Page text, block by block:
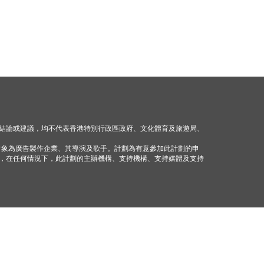
或建議，均不代表香港特別行政區政府、文化體育及旅遊局、
為廣告製作企業、其導演及歌手。計劃為有意參加此計劃的申
任何情況下，此計劃的主辦機構、支持機構、支持媒體及支持